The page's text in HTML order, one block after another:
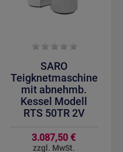
SARO
Teigknetmaschine
mit abnehmb.
Kessel Modell
RTS 50TR 2V
3.087,50 €